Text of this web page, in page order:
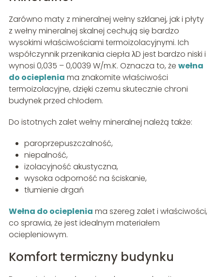
Zarówno maty z mineralnej wełny szklanej, jak i płyty
z wełny mineralnej skalnej cechują się bardzo
wysokimi właściwościami termoizolacyjnymi. Ich
współczynnik przenikania ciepła λD jest bardzo niski i
wynosi 0,035 – 0,0039 W/m.K. Oznacza to, że wełna
do ocieplenia ma znakomite właściwości
termoizolacyjne, dzięki czemu skutecznie chroni
budynek przed chłodem.
Do istotnych zalet wełny mineralnej należą także:
paroprzepuszczalność,
niepalność,
izolacyjność akustyczna,
wysoka odporność na ściskanie,
tłumienie drgań
Wełna do ocieplenia ma szereg zalet i właściwości,
co sprawia, że jest idealnym materiałem
ociepleniowym.
Komfort termiczny budynku